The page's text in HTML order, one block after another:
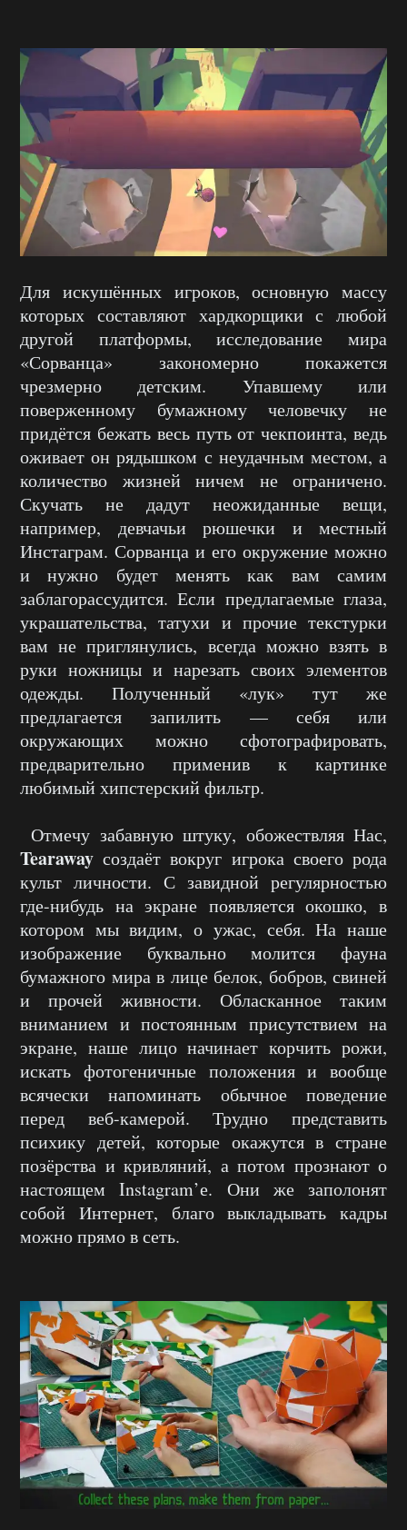
Для искушённых игроков, основную массу
которых составляют хардкорщики с любой
другой платформы, исследование мира
«Сорванца» закономерно покажется
чрезмерно детским. Упавшему или
поверженному бумажному человечку не
придётся бежать весь путь от чекпоинта, ведь
оживает он рядышком с неудачным местом, а
количество жизней ничем не ограничено.
Скучать не дадут неожиданные вещи,
например, девчачьи рюшечки и местный
Инстаграм. Сорванца и его окружение можно
и нужно будет менять как вам самим
заблагорассудится. Если предлагаемые глаза,
украшательства, татухи и прочие текстурки
вам не приглянулись, всегда можно взять в
руки ножницы и нарезать своих элементов
одежды. Полученный «лук» тут же
предлагается запилить — себя или
окружающих можно сфотографировать,
предварительно применив к картинке
любимый хипстерский фильтр.
Отмечу забавную штуку, обожествляя Нас,
Tearaway создаёт вокруг игрока своего рода
культ личности. С завидной регулярностью
где-нибудь на экране появляется окошко, в
котором мы видим, о ужас, себя. На наше
изображение буквально молится фауна
бумажного мира в лице белок, бобров, свиней
и прочей живности. Обласканное таким
вниманием и постоянным присутствием на
экране, наше лицо начинает корчить рожи,
искать фотогеничные положения и вообще
всячески напоминать обычное поведение
перед веб-камерой. Трудно представить
психику детей, которые окажутся в стране
позёрства и кривляний, а потом прознают о
настоящем Instagram’е. Они же заполонят
собой Интернет, благо выкладывать кадры
можно прямо в сеть.